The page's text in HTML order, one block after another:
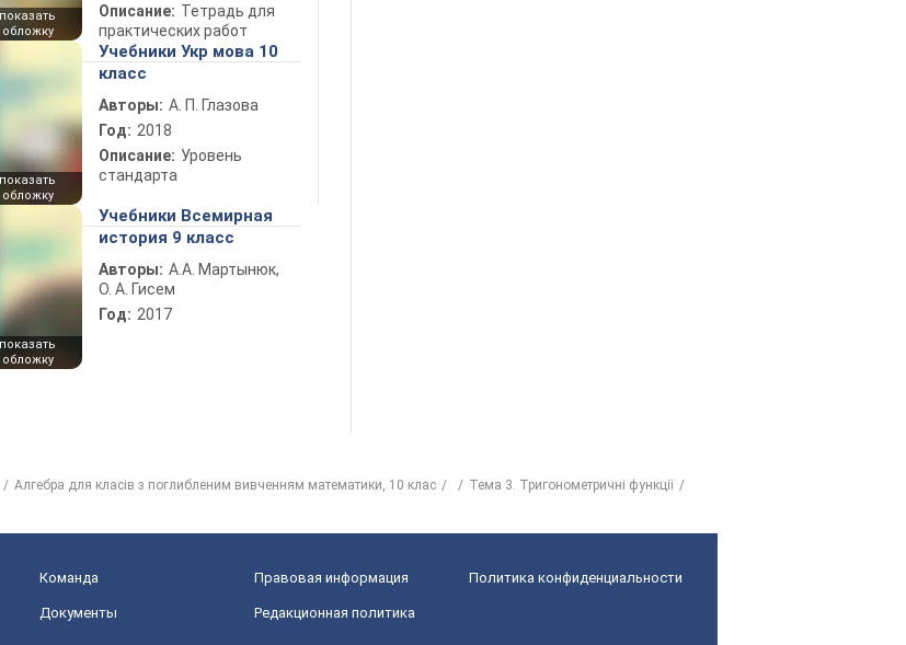
показать
обложку
Описание: Тетрадь для
практических работ
показать
обложку
Учебники Укр мова 10
класс
Авторы: А. П. Глазова
Год: 2018
Описание: Уровень
стандарта
показать
обложку
Учебники Всемирная
история 9 класс
Авторы: А.А. Мартынюк,
О. А. Гисем
Год: 2017
Алгебра для класів з поглибленим вивченням математики, 10 клас
Тема 3. Тригонометричні функції
Команда Правовая информация Политика конфиденциальности
Документы Редакционная политика